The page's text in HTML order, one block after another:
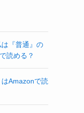
『普通』の
読める？
Amazonで読